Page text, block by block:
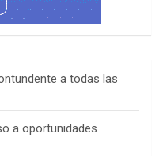
a todas las
a oportunidades